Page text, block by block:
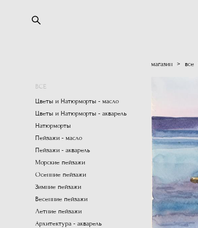
ВСЕ
Цветы и Натюрморты - масло
Цветы и Натюрморты - акварель
Натюрморты
Пейзажи - масло
Пейзажи - акварель
Морские пейзажи
Осенние пейзажи
Зимние пейзажи
Весенние пейзажи
Летние пейзажи
Архитектура - акварель
магазин > все